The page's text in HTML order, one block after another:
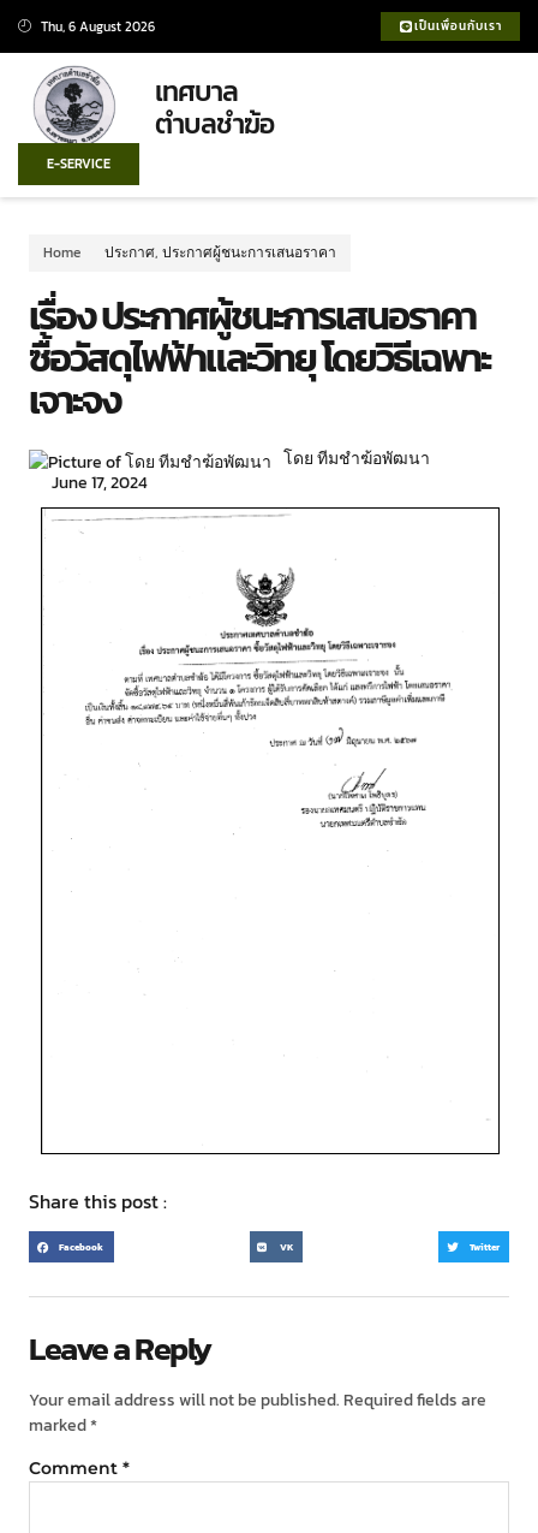
Thu, 6 August 2026 เป็นเพื่อนกับเรา
เทศบาล
ตำบลชำฆ้อ
E-SERVICE
Home ประกาศ, ประกาศผู้ชนะการเสนอราคา
เรื่อง ประกาศผู้ชนะการเสนอราคา
ซื้อวัสดุไฟฟ้าและวิทยุ โดยวิธีเฉพาะ
เจาะจง
โดย ทีมชำฆ้อพัฒนา
June 17, 2024
Share this post :
Facebook VK Twitter
Leave a Reply
Your email address will not be published. Required fields are
marked*
Comment *